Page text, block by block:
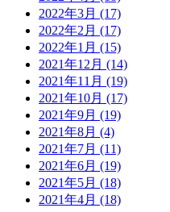
2022年3月 (17)
2022年2月 (17)
2022年1月 (15)
2021年12月 (14)
2021年11月 (19)
2021年10月 (17)
2021年9月 (19)
2021年8月 (4)
2021年7月 (11)
2021年6月 (19)
2021年5月 (18)
2021年4月 (18)